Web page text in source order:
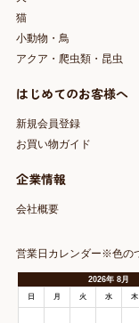
猫
小動物・鳥
アクア・爬虫類・昆虫
はじめてのお客様へ
新規会員登録
お買い物ガイド
企業情報
会社概要
営業日カレンダー※色の
2026年 8月
日 月 火 水 木